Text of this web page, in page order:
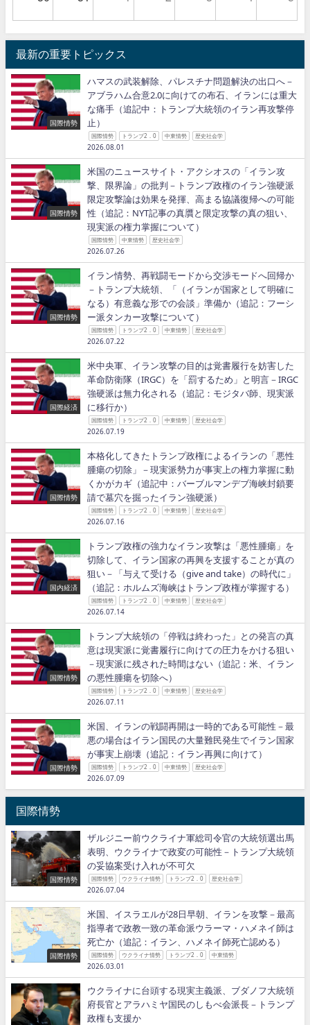
最新の重要トピックス
国際情勢
ハマスの武装解除、パレスチナ問題解決の出口へ－
アブラハム合意2.0に向けての布石、イランには重大
な痛手（追記中：トランプ大統領のイラン再攻撃停
止）
国際情勢 トランプ2．0 中東情勢 歴史社会学
2026.08.01
国際情勢
米国のニュースサイト・アクシオスの「イラン攻
撃、限界論」の批判－トランプ政権のイラン強硬派
限定攻撃論は効果を発揮、高まる協議復帰への可能
性（追記：NYT記事の真贋と限定攻撃の真の狙い、
現実派の権力掌握について）
国際情勢 中東情勢 歴史社会学
2026.07.26
国際情勢
イラン情勢、再戦闘モードから交渉モードへ回帰か
－トランプ大統領、「（イランが国家として明確に
なる）有意義な形での会談」準備か（追記：フーシ
ー派タンカー攻撃について）
国際情勢 トランプ2．0 中東情勢 歴史社会学
2026.07.22
国際経済
米中央軍、イラン攻撃の目的は覚書履行を妨害した
革命防衛隊（IRGC）を「罰するため」と明言－IRGC
強硬派は無力化される（追記：モジタバ師、現実派
に移行か）
国際情勢 トランプ2．0 中東情勢 歴史社会学
2026.07.19
国際情勢
本格化してきたトランプ政権によるイランの「悪性
腫瘍の切除」－現実派勢力が事実上の権力掌握に動
くかがカギ（追記中：バーブルマンデブ海峡封鎖要
請で墓穴を掘ったイラン強硬派）
国際情勢 トランプ2．0 中東情勢 歴史社会学
2026.07.16
国内経済
トランプ政権の強力なイラン攻撃は「悪性腫瘍」を
切除して、イラン国家の再興を支援することが真の
狙い－「与えて受ける（give and take）の時代に」
（追記：ホルムズ海峡はトランプ政権が掌握する）
国際情勢 トランプ2．0 中東情勢 歴史社会学
2026.07.14
国際情勢
トランプ大統領の「停戦は終わった」との発言の真
意は現実派に覚書履行に向けての圧力をかける狙い
－現実派に残された時間はない（追記：米、イラン
の悪性腫瘍を切除へ）
国際情勢 トランプ2．0 中東情勢 歴史社会学
2026.07.11
国際情勢
米国、イランの戦闘再開は一時的である可能性－最
悪の場合はイラン国民の大量難民発生でイラン国家
が事実上崩壊（追記：イラン再興に向けて）
国際情勢 トランプ2．0 中東情勢 歴史社会学
2026.07.09
国際情勢
国際情勢
ザルジニー前ウクライナ軍総司令官の大統領選出馬
表明、ウクライナで政変の可能性－トランプ大統領
の妥協案受け入れが不可欠
国際情勢 ウクライナ情勢 トランプ2．0 歴史社会学
2026.07.04
国際情勢
米国、イスラエルが28日早朝、イランを攻撃－最高
指導者で政教一致の革命派ウラーマ・ハメネイ師は
死亡か（追記：イラン、ハメネイ師死亡認める）
国際情勢 ウクライナ情勢 トランプ2．0 中東情勢
2026.03.01
ウクライナに台頭する現実主義派、ブダノフ大統領
府長官とアラハミヤ国民のしもべ会派長－トランプ
政権も支援か